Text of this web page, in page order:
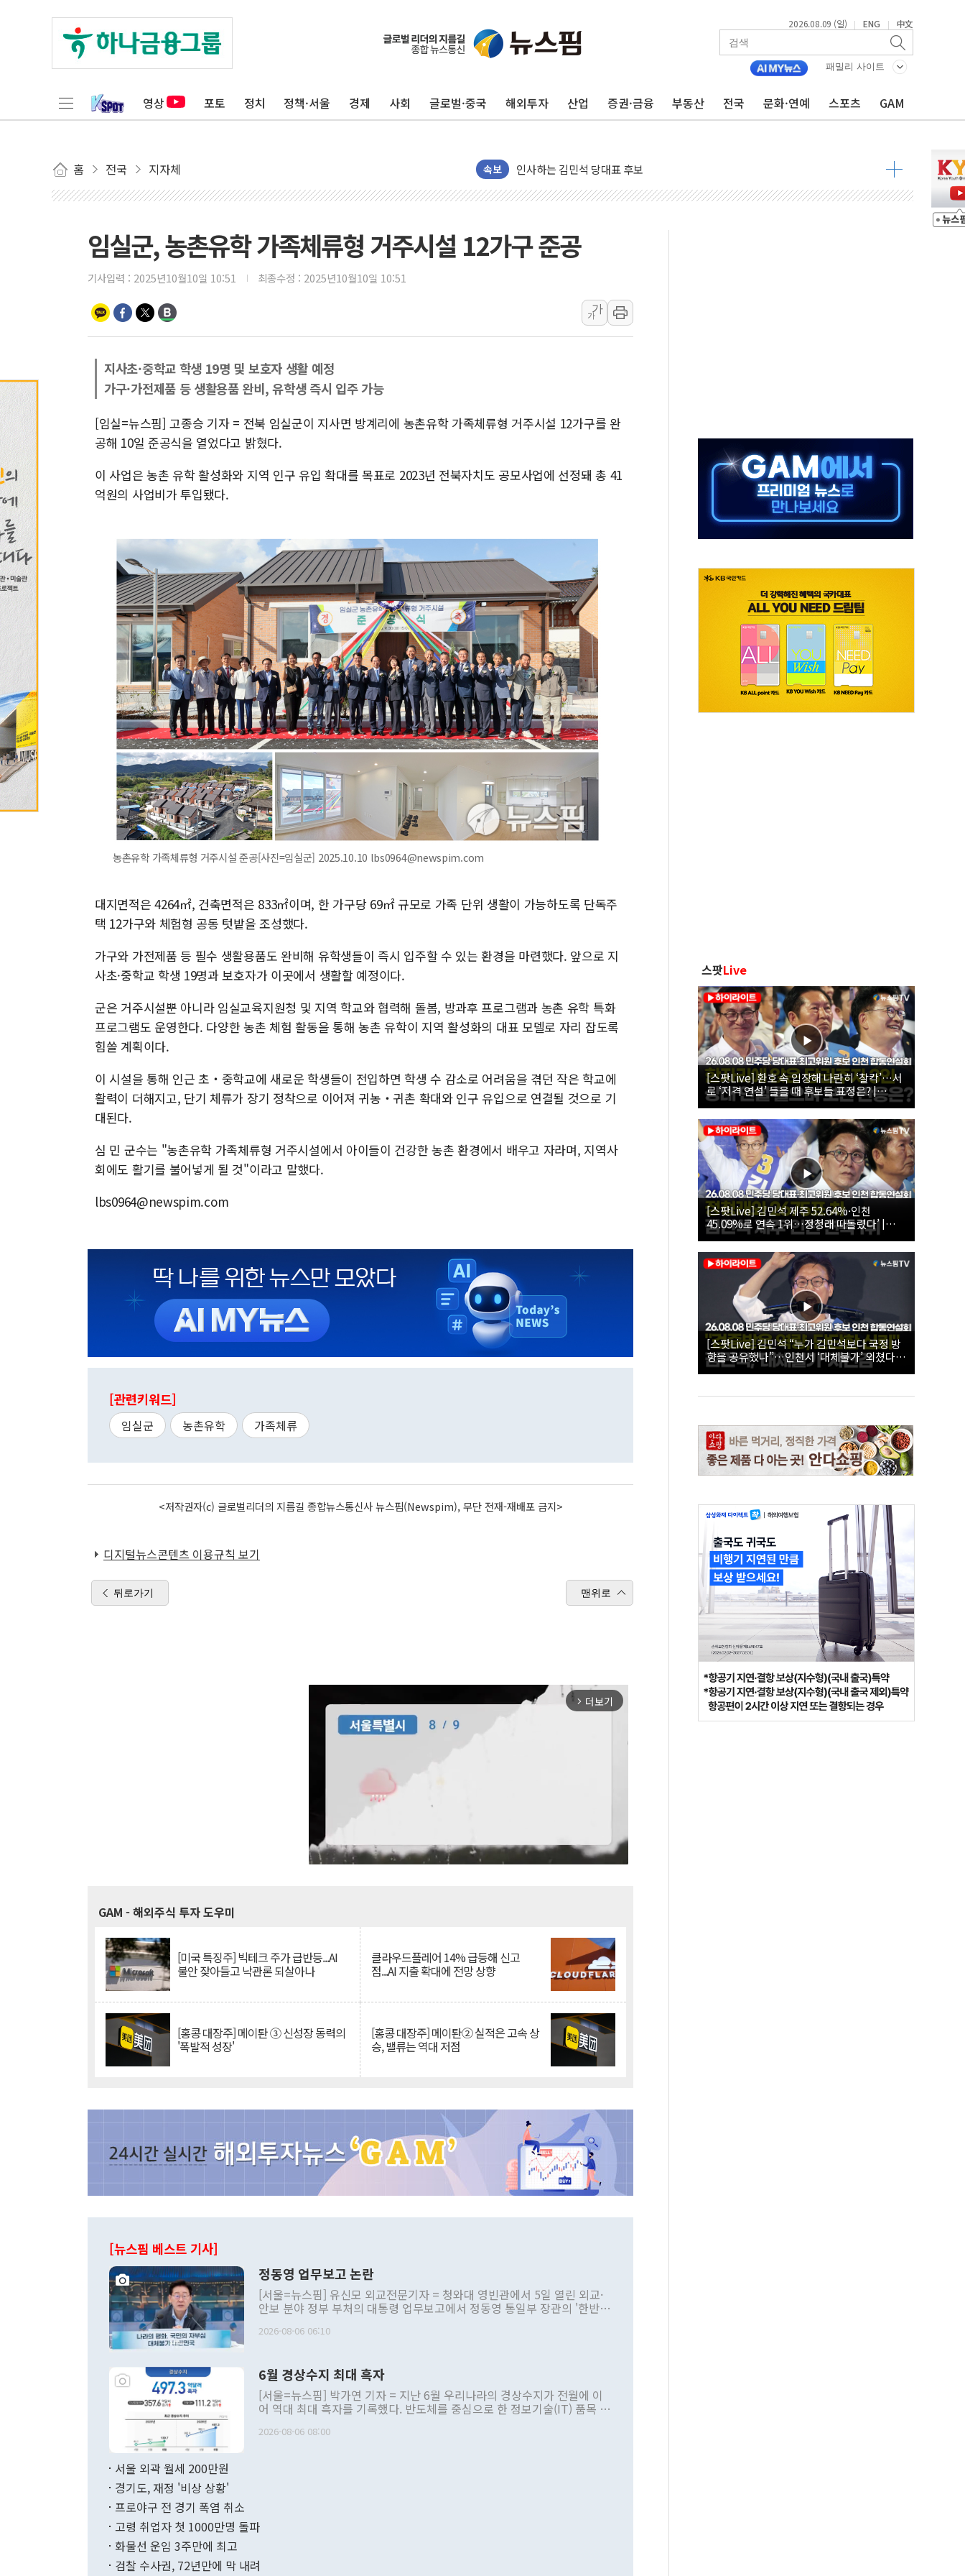
2026.08.09 (일) | ENG | 中文
패밀리 사이트
영상 포토 정치 정책·서울 경제 사회 글로벌·중국 해외투자 산업 증권·금융 부동산 전국 문화·연예 스포츠 GAM
홈 전국 지자체 속보
포항시 재난예산 40억 긴급 투입…고수온 양식장 복구·지원 '총력'
울진·영덕 '호우특보'-포항 '산사태 주의보'...경북도, 호우 피해·통제구간 없어
인천 합동연설회 나선 송영길·정청래·김민석 당대표 후보
김민석, 2주차 제주·인천 경선서 정청래에 승리...47.75% vs 42.08%
[속보] 민주, 제주·인천 경선 결과 발표...김민석 47.75% 정청래 42.08%
[속보] 민주, 인천 경선 결과 발표...김민석 45.09% 정청래 43.27% 송영길 11.63%
이번주 국내 주요 금융일정(8.10~8.14)
美, 이란전 출구전략 만지작…공습 한계·탄약 부족 현실화
폐기물 수거하다 참변…60대 환경미화원 수거차에 치여 사망
서울 중랑구 주택가서 흉기 난동…60대 남성 2명 숨져
李대통령 "결혼 때문에 손해 보는 일 없게"…'결혼 페널티' 22개 과제 손본다
인천서 말다툼 중 어머니 흉기 살해 10대 아들 체포
'화합' 꺼낸 김민석에 '뻔뻔' 받아친 정청래…제주 연설서 신경전 고조
임실군, 농촌유학 가족체류형 거주시설 12가구 준공
기사입력 : 2025년10월10일 10:51 최종수정 : 2025년10월10일 10:51
가
가
지사초·중학교 학생 19명 및 보호자 생활 예정
가구·가전제품 등 생활용품 완비, 유학생 즉시 입주 가능
[임실=뉴스핌] 고종승 기자 = 전북 임실군이 지사면 방계리에 농촌유학 가족체류형 거주시설 12가구를 완
공해 10일 준공식을 열었다고 밝혔다.
이 사업은 농촌 유학 활성화와 지역 인구 유입 확대를 목표로 2023년 전북자치도 공모사업에 선정돼 총 41
억원의 사업비가 투입됐다.
농촌유학 가족체류형 거주시설 준공[사진=임실군] 2025.10.10 lbs0964@newspim.com
대지면적은 4264㎡, 건축면적은 833㎡이며, 한 가구당 69㎡ 규모로 가족 단위 생활이 가능하도록 단독주
택 12가구와 체험형 공동 텃밭을 조성했다.
가구와 가전제품 등 필수 생활용품도 완비해 유학생들이 즉시 입주할 수 있는 환경을 마련했다. 앞으로 지
사초·중학교 학생 19명과 보호자가 이곳에서 생활할 예정이다.
군은 거주시설뿐 아니라 임실교육지원청 및 지역 학교와 협력해 돌봄, 방과후 프로그램과 농촌 유학 특화
프로그램도 운영한다. 다양한 농촌 체험 활동을 통해 농촌 유학이 지역 활성화의 대표 모델로 자리 잡도록
힘쓸 계획이다.
이 시설을 통해 인근 초‧중학교에 새로운 학생들이 전입하면 학생 수 감소로 어려움을 겪던 작은 학교에
활력이 더해지고, 단기 체류가 장기 정착으로 이어져 귀농‧귀촌 확대와 인구 유입으로 연결될 것으로 기
대된다.
심 민 군수는 "농촌유학 가족체류형 거주시설에서 아이들이 건강한 농촌 환경에서 배우고 자라며, 지역사
회에도 활기를 불어넣게 될 것"이라고 말했다.
lbs0964@newspim.com
[관련키워드]
임실군 농촌유학 가족체류
<저작권자(c) 글로벌리더의 지름길 종합뉴스통신사 뉴스핌(Newspim), 무단 전재-재배포 금지>
디지털뉴스콘텐츠 이용규칙 보기
뒤로가기 맨위로
arrow_forward_ios 더보기
GAM - 해외주식 투자 도우미
[미국 특징주] 빅테크 주가 급반등...AI
불안 잦아들고 낙관론 되살아나
클라우드플레어 14% 급등해 신고
점...AI 지출 확대에 전망 상향
[홍콩 대장주] 메이퇀 ③ 신성장 동력의
'폭발적 성장'
[홍콩 대장주] 메이퇀② 실적은 고속 상
승, 밸류는 역대 저점
[뉴스핌 베스트 기사]
정동영 업무보고 논란
[서울=뉴스핌] 유신모 외교전문기자 = 청와대 영빈관에서 5일 열린 외교·
안보 분야 정부 부처의 대통령 업무보고에서 정동영 통일부 장관의 '한반도
발언 중에는 정부 내 조율을 거치지 않은 사안을 정책으로 추진하겠다고 공
주의적 희망에 근거한 비현실적 구상'이라는 비판을 내놨다. 그동안 정 장
관의 대북 정책 관련 발언이 물의를 빚은 적은 여러 번 있지만 대통령과 유
관 부처 장관이 공개적으로 부정적 입장을 표명한 것은 이례적이다. 정 장
관의 무리한 대북 접근법과 월권을 제어해야 한다는 목소리도 높아지고 있
다. [정동영 통일부 장관이 지난달 23일 오후 서울 종로구 정부서울청사에
무너졌다고도 했다. 또 "현 시점에서 흘러간 선(先)비핵화만 되뇌는 것은
함께 4자 대화의 동력을 확보하기 위해 최선을 다할 것"이라고 말했다. 하
2026-08-06 06:10
6월 경상수지 최대 흑자
[서울=뉴스핌] 박가연 기자 = 지난 6월 우리나라의 경상수지가 전월에 이
어 역대 최대 흑자를 기록했다. 반도체를 중심으로 한 정보기술(IT) 품목 수
료=한국은행] 한국은행이 6일 발표한 '2026년 6월 국제수지(잠정)'에 따르
며 월간 기준 처음으로 1000억달러를 넘어섰다. 상품수입은 644억8000만
196.9% 급증했고 컴퓨터·주변기기(SSD)는 282.7% 증가했다. IT 품목
2026-08-06 08:00
서울 외곽 월세 200만원
경기도, 재정 '비상 상황'
프로야구 전 경기 폭염 취소
고령 취업자 첫 1000만명 돌파
화물선 운임 3주만에 최고
검찰 수사권, 72년만에 막 내려
스팟Live
[스팟Live] 환호 속 입장해 나란히 ‘찰칵’…서
로 ‘저격 연설’ 들을 때 후보들 표정은? |
26.08.08 더불어민주당 당대표·최고위원 후
보 인천 합동연설회
[스팟Live] 김민석 제주 52.64%·인천
45.09%로 연속 1위…정청래 따돌렸다’ |
26.08.08 더불어민주당 당대표·최고위원 후
보 인천 합동연설회
[스팟Live] 김민석 “누가 김민석보다 국정 방
향을 공유했나”…인천서 ‘대체불가’ 외쳤다 |
26.08.08 더불어민주당 당대표·최고위원 후